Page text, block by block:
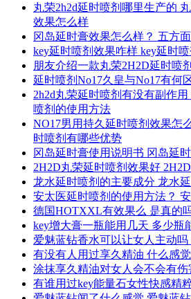
丸荣2h2d延时喷剂哪里生产的
效果怎么样
冈岛延时膏效果怎么样？ 五方
key延时喷剂效果咋样 key延时
朋友介绍一款丸荣2H2D延时喷
延时喷剂No17久皇与No17有何
2h2d丸荣延时喷剂有没有副作
喷剂的使用方法
NO17男用持久延时喷剂效果怎
时喷剂有哪些优势
冈岛延时膏使用说明书 冈岛延
2H2D丸荣延时喷剂效果好
龙水延时喷剂的主要成分 龙水
安太医延时喷剂的使用方法？
德国HOTXXL有效果么 是真的
key增大膏一瓶能用几天 多少瓶
爱魅蓝钻香水可以让女人主动
有没有人用过享久精油 什么感觉
涂抹享久精油对女人会不会有
有谁用过key能量石女性快感精